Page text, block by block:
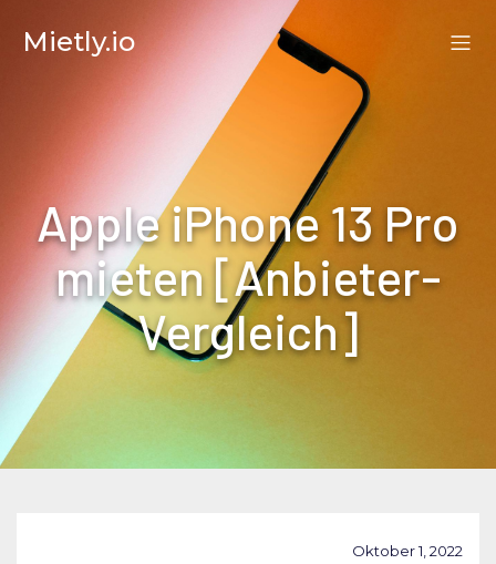
Mietly.io
Apple iPhone 13 Pro
mieten [Anbieter-
Vergleich]
Oktober 1, 2022